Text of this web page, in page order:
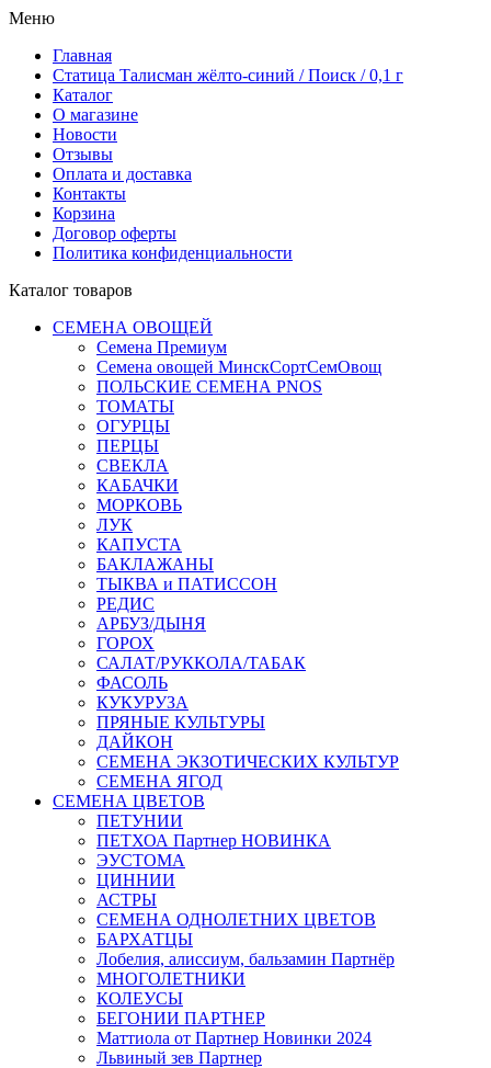
Меню
Главная
Статица Талисман жёлто-синий / Поиск / 0,1 г
Каталог
О магазине
Новости
Отзывы
Оплата и доставка
Контакты
Корзина
Договор оферты
Политика конфиденциальности
Каталог товаров
СЕМЕНА ОВОЩЕЙ
Семена Премиум
Семена овощей МинскСортСемОвощ
ПОЛЬСКИЕ СЕМЕНА PNOS
ТОМАТЫ
ОГУРЦЫ
ПЕРЦЫ
СВЕКЛА
КАБАЧКИ
МОРКОВЬ
ЛУК
КАПУСТА
БАКЛАЖАНЫ
ТЫКВА и ПАТИССОН
РЕДИС
АРБУЗ/ДЫНЯ
ГОРОХ
САЛАТ/РУККОЛА/ТАБАК
ФАСОЛЬ
КУКУРУЗА
ПРЯНЫЕ КУЛЬТУРЫ
ДАЙКОН
СЕМЕНА ЭКЗОТИЧЕСКИХ КУЛЬТУР
СЕМЕНА ЯГОД
СЕМЕНА ЦВЕТОВ
ПЕТУНИИ
ПЕТХОА Партнер НОВИНКА
ЭУСТОМА
ЦИННИИ
АСТРЫ
СЕМЕНА ОДНОЛЕТНИХ ЦВЕТОВ
БАРХАТЦЫ
Лобелия, алиссиум, бальзамин Партнёр
МНОГОЛЕТНИКИ
КОЛЕУСЫ
БЕГОНИИ ПАРТНЕР
Маттиола от Партнер Новинки 2024
Львиный зев Партнер